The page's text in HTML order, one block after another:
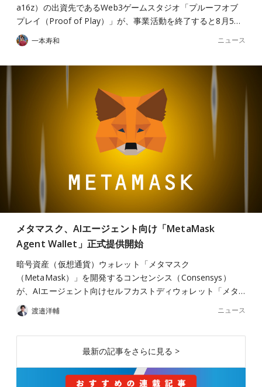
a16z）の出資先であるWeb3ゲームスタジオ「プルーフオブ
プレイ（Proof of Play）」が、事業活動を終了すると8月5…
一本寿和 ニュース
メタマスク、AIエージェント向け「MetaMask
Agent Wallet」正式提供開始
暗号資産（仮想通貨）ウォレット「メタマスク
（MetaMask）」を開発するコンセンシス（Consensys）
が、AIエージェント向けセルフカストディウォレット「メタ…
渡邉洋輔 ニュース
最新の記事をさらに見る >